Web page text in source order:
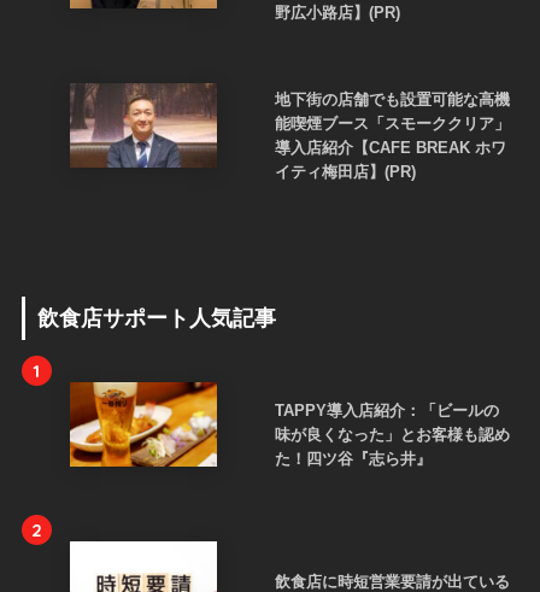
野広小路店】(PR)
地下街の店舗でも設置可能な高機
能喫煙ブース「スモーククリア」
導入店紹介【CAFE BREAK ホワ
イティ梅田店】(PR)
飲食店サポート人気記事
1
TAPPY導入店紹介：「ビールの
味が良くなった」とお客様も認め
た！四ツ谷『志ら井』
2
飲食店に時短営業要請が出ている